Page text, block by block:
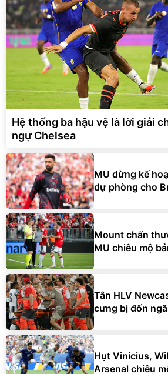
Hệ thống ba hậu vệ là lời giải
ngự Chelsea
MU dừng kế
dự phòng cho
Mount chấn
MU chiêu mộ
Tân HLV
cưng bị đốn
Hụt Vinicius,
Arsenal chiêu